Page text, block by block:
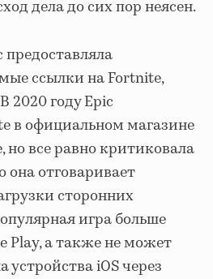
дела до сих пор неясен.
предоставляла
ссылки на Fortnite,
2020 году Epic
в официальном магазине
все равно критиковала
она отговаривает
сторонних
игра больше
Play, а также не может
устройства iOS через